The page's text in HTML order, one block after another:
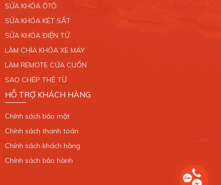
7. TP.HCM.
0389 099 868
Xem bản đồ
CHI NHÁNH 8
34/6 Liên Khu 4 - 5, Phường Bình Hưng Hòa B,
Quận Bình Tân. TP.HCM.
Xem bản đồ
CHI NHÁNH 9
SỬA KHÓA ÔTÔ
SỬA KHÓA KÉT SẮT
SỬA KHÓA ĐIỆN TỬ
LÀM CHÌA KHÓA XE MÁY
LÀM REMOTE CỬA CUỐN
SAO CHÉP THẺ TỪ
HỖ TRỢ KHÁCH HÀNG
Chính sách bảo mật
Chính sách thanh toán
Chính sách khách hàng
Chính sách bảo hành